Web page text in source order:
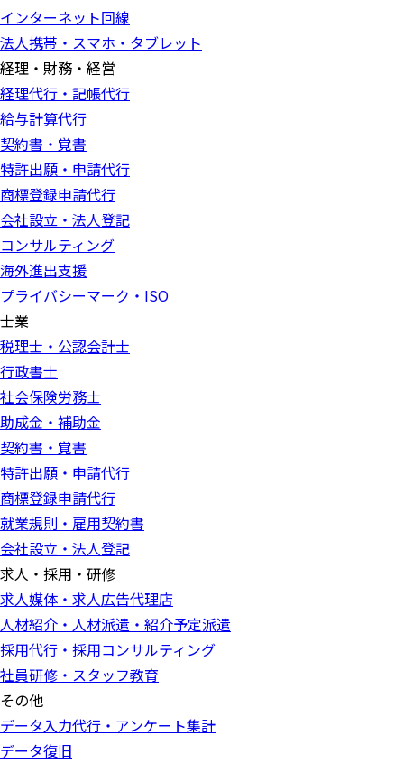
インターネット回線
法人携帯・スマホ・タブレット
経理・財務・経営
経理代行・記帳代行
給与計算代行
契約書・覚書
特許出願・申請代行
商標登録申請代行
会社設立・法人登記
コンサルティング
海外進出支援
プライバシーマーク・ISO
士業
税理士・公認会計士
行政書士
社会保険労務士
助成金・補助金
契約書・覚書
特許出願・申請代行
商標登録申請代行
就業規則・雇用契約書
会社設立・法人登記
求人・採用・研修
求人媒体・求人広告代理店
人材紹介・人材派遣・紹介予定派遣
採用代行・採用コンサルティング
社員研修・スタッフ教育
その他
データ入力代行・アンケート集計
データ復旧